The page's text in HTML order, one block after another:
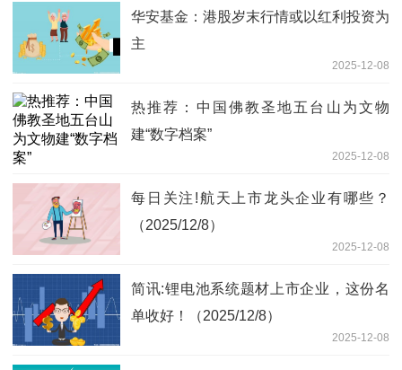
华安基金：港股岁末行情或以红利投资为
主
2025-12-08
热推荐：中国佛教圣地五台山为文物
建“数字档案”
2025-12-08
每日关注!航天上市龙头企业有哪些？
（2025/12/8）
2025-12-08
简讯:锂电池系统题材上市企业，这份名
单收好！（2025/12/8）
2025-12-08